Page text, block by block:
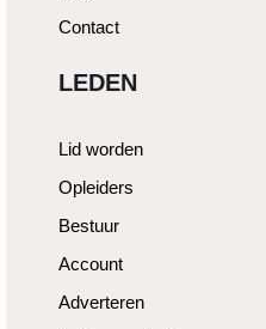
Contact
LEDEN
Lid worden
Opleiders
Bestuur
Account
Adverteren